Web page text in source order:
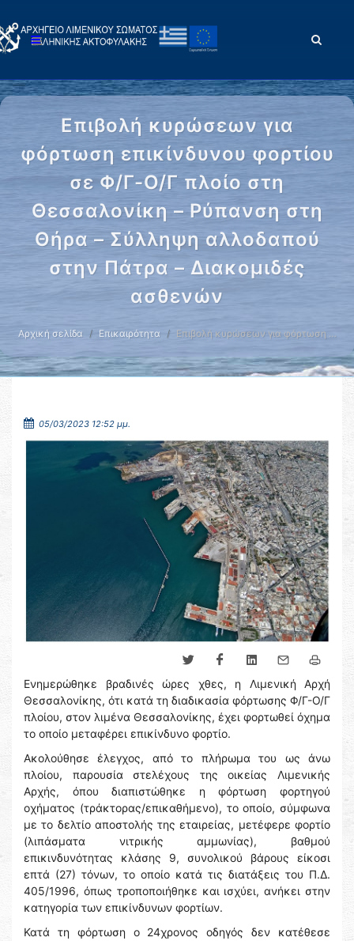
Επιβολή κυρώσεων για
φόρτωση επικίνδυνου φορτίου
σε Φ/Γ-Ο/Γ πλοίο στη
Θεσσαλονίκη – Ρύπανση στη
Θήρα – Σύλληψη αλλοδαπού
στην Πάτρα – Διακομιδές
ασθενών
Αρχική σελίδα Επικαιρότητα Επιβολή κυρώσεων για φόρτωση …
05/03/2023 12:52 μμ.
Ενημερώθηκε βραδινές ώρες χθες, η Λιμενική Αρχή
Θεσσαλονίκης, ότι κατά τη διαδικασία φόρτωσης Φ/Γ-Ο/Γ
πλοίου, στον λιμένα Θεσσαλονίκης, έχει φορτωθεί όχημα
το οποίο μεταφέρει επικίνδυνο φορτίο.
Ακολούθησε έλεγχος, από το πλήρωμα του ως άνω
πλοίου, παρουσία στελέχους της οικείας Λιμενικής
Αρχής, όπου διαπιστώθηκε η φόρτωση φορτηγού
οχήματος (τράκτορας/επικαθήμενο), το οποίο, σύμφωνα
με το δελτίο αποστολής της εταιρείας, μετέφερε φορτίο
(λιπάσματα νιτρικής αμμωνίας), βαθμού
επικινδυνότητας κλάσης 9, συνολικού βάρους είκοσι
επτά (27) τόνων, το οποίο κατά τις διατάξεις του Π.Δ.
405/1996, όπως τροποποιήθηκε και ισχύει, ανήκει στην
κατηγορία των επικίνδυνων φορτίων.
Κατά τη φόρτωση ο 24χρονος οδηγός δεν κατέθεσε